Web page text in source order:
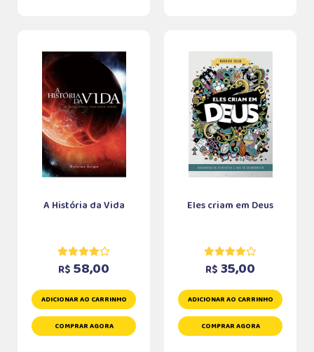
A História da Vida
R$ 58,00
ADICIONAR AO CARRINHO
COMPRAR AGORA
Eles criam em Deus
R$ 35,00
ADICIONAR AO CARRINHO
COMPRAR AGORA